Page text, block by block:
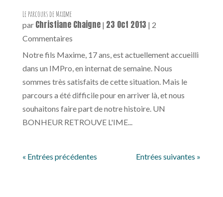
Le parcours de Maxime
par Christiane Chaigne| 23 Oct 2013 | 2
Commentaires
Notre fils Maxime, 17 ans, est actuellement accueilli
dans un IMPro, en internat de semaine. Nous
sommes très satisfaits de cette situation. Mais le
parcours a été difficile pour en arriver là, et nous
souhaitons faire part de notre histoire. UN
BONHEUR RETROUVE L'IME...
« Entrées précédentes Entrées suivantes »